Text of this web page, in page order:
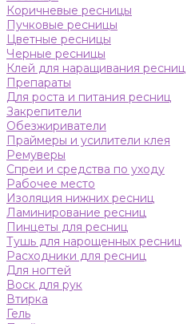
Коричневые ресницы
Пучковые ресницы
Цветные ресницы
Черные ресницы
Клей для наращивания ресниц
Препараты
Для роста и питания ресниц
Закрепители
Обезжириватели
Праймеры и усилители клея
Ремуверы
Спреи и средства по уходу
Рабочее место
Изоляция нижних ресниц
Ламинирование ресниц
Пинцеты для ресниц
Тушь для нарощенных ресниц
Расходники для ресниц
Для ногтей
Воск для рук
Втирка
Гель